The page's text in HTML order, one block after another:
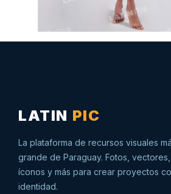
LATIN PIC
La plataforma de recursos visuales
grande de Paraguay. Fotos, vectores,
íconos y más para crear proyectos
identidad.